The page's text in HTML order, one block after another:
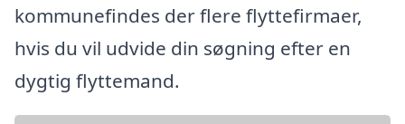
kommunefindes der flere flyttefirmaer,
hvis du vil udvide din søgning efter en
dygtig flyttemand.